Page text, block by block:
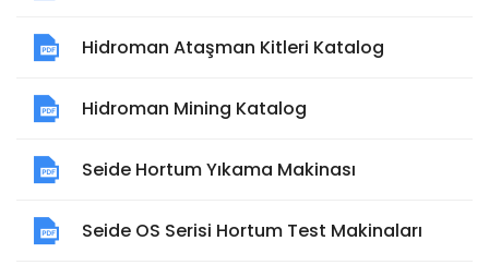
Hidroman Ataşman Kitleri Katalog
Hidroman Mining Katalog
Seide Hortum Yıkama Makinası
Seide OS Serisi Hortum Test Makinaları